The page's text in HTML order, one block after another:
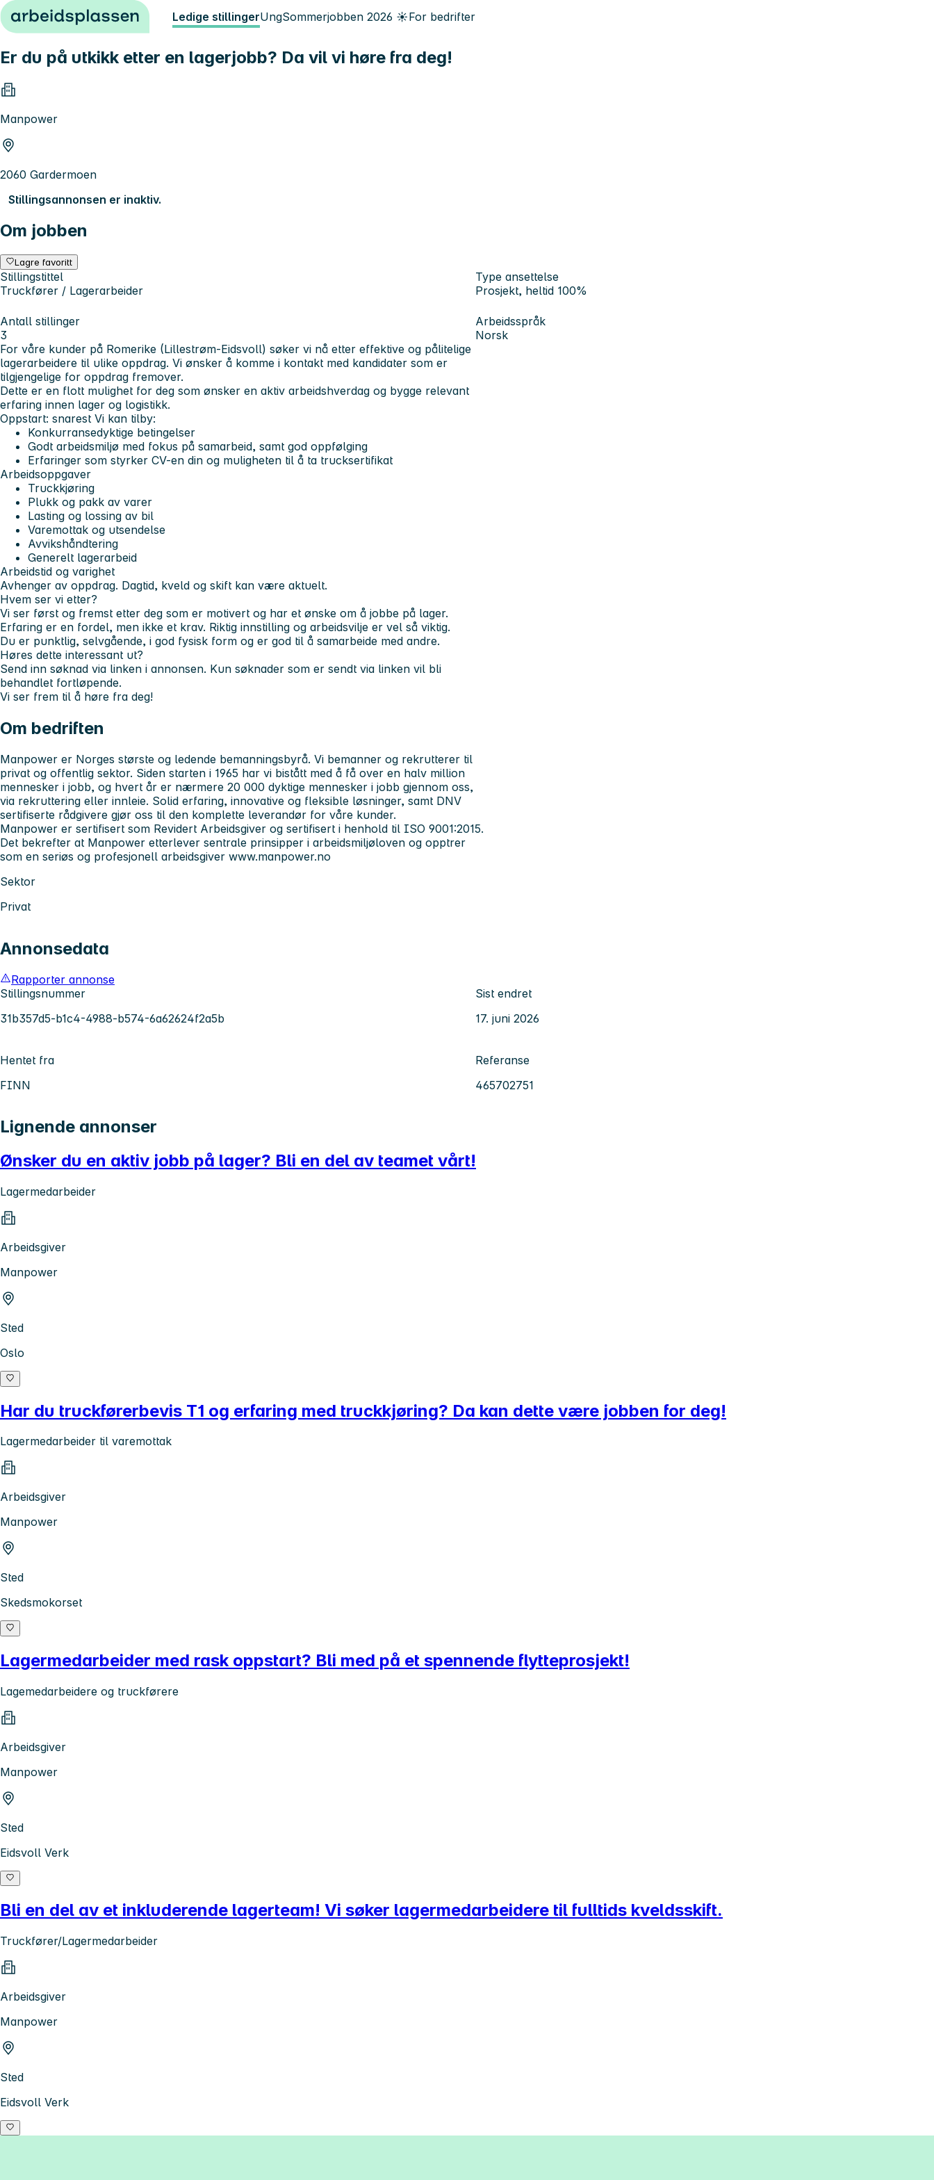
Hopp til innhold Ledige stillingerUngSommerjobben 2026 ☀️For bedrifter
Er du på utkikk etter en lagerjobb? Da vil vi høre fra deg!
Manpower
2060 Gardermoen
Stillingsannonsen er inaktiv.
Om jobben
Lagre favoritt
Stillingstittel
Truckfører / Lagerarbeider
Type ansettelse
Prosjekt, heltid 100%
Antall stillinger
3
Arbeidsspråk
Norsk
For våre kunder på Romerike (Lillestrøm-Eidsvoll) søker vi nå etter effektive og pålitelige
lagerarbeidere til ulike oppdrag. Vi ønsker å komme i kontakt med kandidater som er
tilgjengelige for oppdrag fremover.
Dette er en flott mulighet for deg som ønsker en aktiv arbeidshverdag og bygge relevant
erfaring innen lager og logistikk.
Oppstart: snarest Vi kan tilby:
Konkurransedyktige betingelser
Godt arbeidsmiljø med fokus på samarbeid, samt god oppfølging
Erfaringer som styrker CV-en din og muligheten til å ta trucksertifikat
Arbeidsoppgaver
Truckkjøring
Plukk og pakk av varer
Lasting og lossing av bil
Varemottak og utsendelse
Avvikshåndtering
Generelt lagerarbeid
Arbeidstid og varighet
Avhenger av oppdrag. Dagtid, kveld og skift kan være aktuelt.
Hvem ser vi etter?
Vi ser først og fremst etter deg som er motivert og har et ønske om å jobbe på lager.
Erfaring er en fordel, men ikke et krav. Riktig innstilling og arbeidsvilje er vel så viktig.
Du er punktlig, selvgående, i god fysisk form og er god til å samarbeide med andre.
Høres dette interessant ut?
Send inn søknad via linken i annonsen. Kun søknader som er sendt via linken vil bli
behandlet fortløpende.
Vi ser frem til å høre fra deg!
Om bedriften
Manpower er Norges største og ledende bemanningsbyrå. Vi bemanner og rekrutterer til
privat og offentlig sektor. Siden starten i 1965 har vi bistått med å få over en halv million
mennesker i jobb, og hvert år er nærmere 20 000 dyktige mennesker i jobb gjennom oss,
via rekruttering eller innleie. Solid erfaring, innovative og fleksible løsninger, samt DNV
sertifiserte rådgivere gjør oss til den komplette leverandør for våre kunder.
Manpower er sertifisert som Revidert Arbeidsgiver og sertifisert i henhold til ISO 9001:2015.
Det bekrefter at Manpower etterlever sentrale prinsipper i arbeidsmiljøloven og opptrer
som en seriøs og profesjonell arbeidsgiver www.manpower.no
Sektor
Privat
Annonsedata
Rapporter annonse
Stillingsnummer
31b357d5-b1c4-4988-b574-6a62624f2a5b
Sist endret
17. juni 2026
Hentet fra
FINN
Referanse
465702751
Lignende annonser
Ønsker du en aktiv jobb på lager? Bli en del av teamet vårt!
Lagermedarbeider
Arbeidsgiver
Manpower
Sted
Oslo
Har du truckførerbevis T1 og erfaring med truckkjøring? Da kan dette være jobben for deg!
Lagermedarbeider til varemottak
Arbeidsgiver
Manpower
Sted
Skedsmokorset
Lagermedarbeider med rask oppstart? Bli med på et spennende flytteprosjekt!
Lagemedarbeidere og truckførere
Arbeidsgiver
Manpower
Sted
Eidsvoll Verk
Bli en del av et inkluderende lagerteam! Vi søker lagermedarbeidere til fulltids kveldsskift.
Truckfører/Lagermedarbeider
Arbeidsgiver
Manpower
Sted
Eidsvoll Verk